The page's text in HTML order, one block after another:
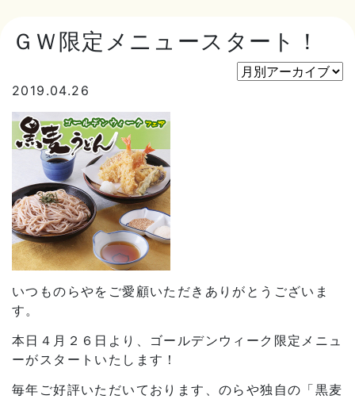
ＧＷ限定メニュースタート！
2019.04.26
いつものらやをご愛顧いただきありがとうございま
す。
本日４月２６日より、ゴールデンウィーク限定メニュ
ーがスタートいたします！
毎年ご好評いただいております、のらや独自の「黒麦